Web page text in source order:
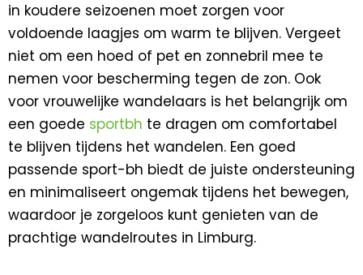
in koudere seizoenen moet zorgen voor
voldoende laagjes om warm te blijven. Vergeet
niet om een hoed of pet en zonnebril mee te
nemen voor bescherming tegen de zon. Ook
voor vrouwelijke wandelaars is het belangrijk om
een goede sportbh te dragen om comfortabel
te blijven tijdens het wandelen. Een goed
passende sport-bh biedt de juiste ondersteuning
en minimaliseert ongemak tijdens het bewegen,
waardoor je zorgeloos kunt genieten van de
prachtige wandelroutes in Limburg.